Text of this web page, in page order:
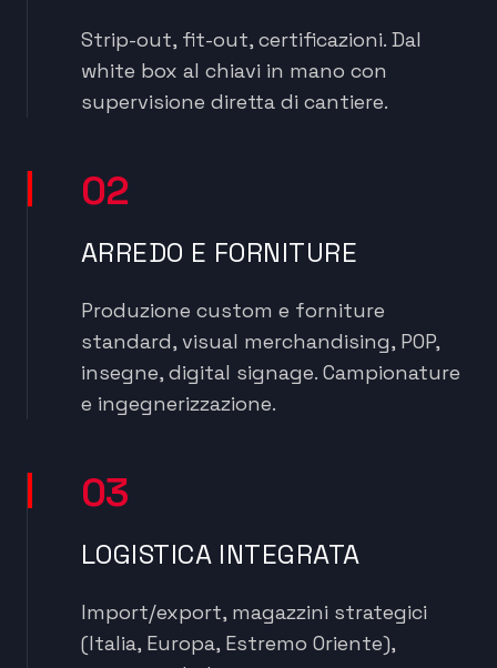
Strip-out, fit-out, certificazioni. Dal
white box al chiavi in mano con
supervisione diretta di cantiere.
02
ARREDO E FORNITURE
Produzione custom e forniture
standard, visual merchandising, POP,
insegne, digital signage. Campionature
e ingegnerizzazione.
03
LOGISTICA INTEGRATA
Import/export, magazzini strategici
(Italia, Europa, Estremo Oriente),